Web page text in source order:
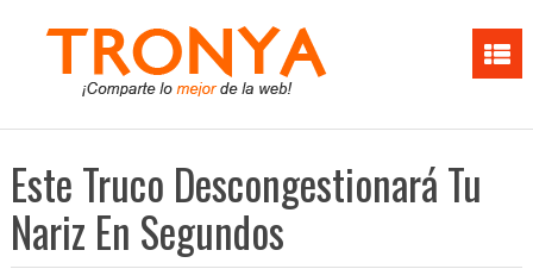
Este Truco Descongestionará Tu
Nariz En Segundos